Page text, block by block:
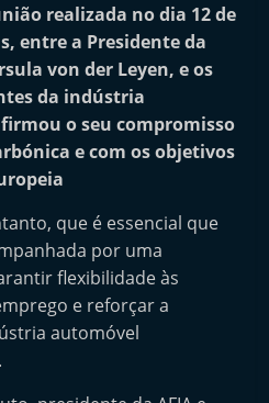
realizada no dia 12 de
entre a Presidente da
von der Leyen, e os
da indústria
o seu compromisso
e com os objetivos
que é essencial que
por uma
flexibilidade às
e reforçar a
automóvel